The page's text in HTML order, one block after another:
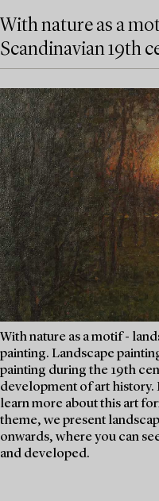
With nature as a
Scandinavian 19th
With nature as a motif -
painting. Landscape
painting during the 19th
development of art history.
learn more about this art
theme, we present
onwards, where you can
and developed.